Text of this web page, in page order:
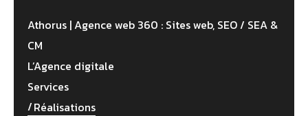
Athorus | Agence web 360 : Sites web, SEO / SEA &
CM
L’Agence digitale
Services
Réalisations